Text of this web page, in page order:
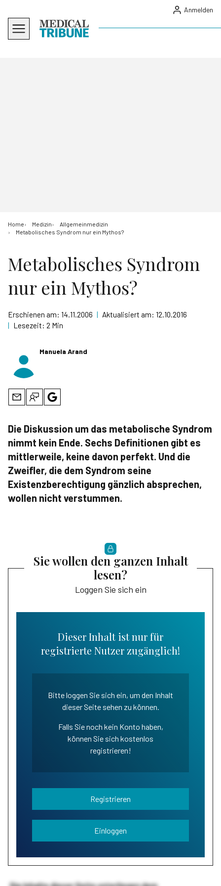
Anmelden
Home Medizin
Allgemeinmedizin
Metabolisches Syndrom nur ein Mythos?
Metabolisches Syndrom
nur ein Mythos?
Erschienen am: 14.11.2006 | Aktualisiert am: 12.10.2016
| Lesezeit: 2 Min
Manuela Arand
Die Diskussion um das metabolische Syndrom
nimmt kein Ende. Sechs Definitionen gibt es
mittlerweile, keine davon perfekt. Und die
Zweifler, die dem Syndrom seine
Existenzberechtigung gänzlich absprechen,
wollen nicht verstummen.
Sie wollen den ganzen Inhalt
lesen?
Loggen Sie sich ein
Dieser Inhalt ist nur für
registrierte Nutzer zugänglich!
Bitte loggen Sie sich ein, um den Inhalt
dieser Seite sehen zu können.
Falls Sie noch kein Konto haben,
können Sie sich kostenlos
registrieren!
Registrieren
Einloggen